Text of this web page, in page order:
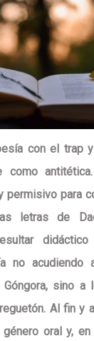
con el trap
como
permisivo para
letras de
no
Góngora, sino
Al fin y
oral y,